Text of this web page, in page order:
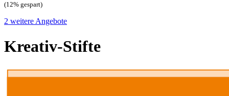
(12% gespart)
2 weitere Angebote
Kreativ-Stifte